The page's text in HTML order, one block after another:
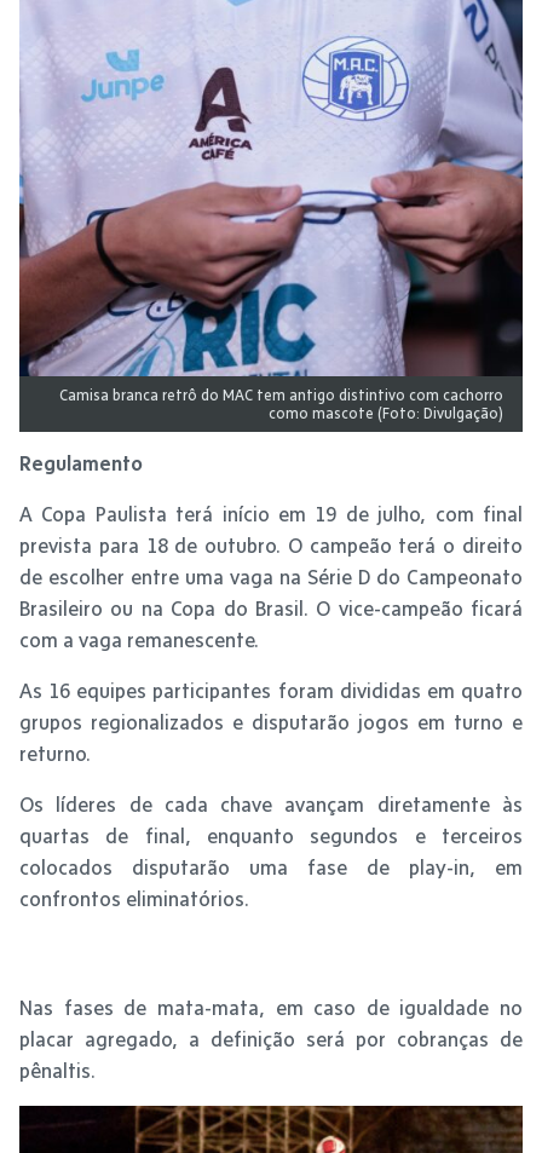
Camisa branca retrô do MAC tem antigo distintivo com cachorro
como mascote (Foto: Divulgação)
Regulamento
A Copa Paulista terá início em 19 de julho, com final
prevista para 18 de outubro. O campeão terá o direito
de escolher entre uma vaga na Série D do Campeonato
Brasileiro ou na Copa do Brasil. O vice-campeão ficará
com a vaga remanescente.
As 16 equipes participantes foram divididas em quatro
grupos regionalizados e disputarão jogos em turno e
returno.
Os líderes de cada chave avançam diretamente às
quartas de final, enquanto segundos e terceiros
colocados disputarão uma fase de play-in, em
confrontos eliminatórios.
Nas fases de mata-mata, em caso de igualdade no
placar agregado, a definição será por cobranças de
pênaltis.